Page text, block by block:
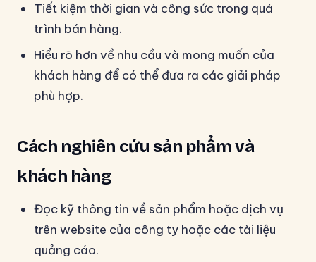
Tiết kiệm thời gian và công sức trong quá
trình bán hàng.
Hiểu rõ hơn về nhu cầu và mong muốn của
khách hàng để có thể đưa ra các giải pháp
phù hợp.
Cách nghiên cứu sản phẩm và
khách hàng
Đọc kỹ thông tin về sản phẩm hoặc dịch vụ
trên website của công ty hoặc các tài liệu
quảng cáo.